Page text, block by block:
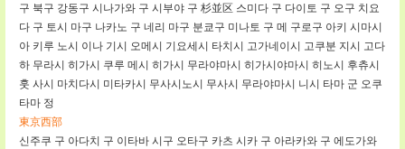
구 북구 강동구 시나가와 구 시부야 구 杉並区 스미다 구 다이토 구 오구 치요
다 구 토시 마구 나카노 구 네리 마구 분쿄구 미나토 구 메 구로구 아키 시마시
아 키루 노시 이나 기시 오메시 기요세시 타치시 고가네이시 고쿠분 지시 고다
하 무라시 히가시 쿠루 메시 히가시 무라야마시 히가시야마시 히노시 후츄시
훗 사시 마치다시 미타카시 무사시노시 무사시 무라야마시 니시 타마 군 오쿠
타마 정
東京西部
신주쿠 구 아다치 구 이타바 시구 오타구 카츠 시카 구 아라카와 구 에도가와